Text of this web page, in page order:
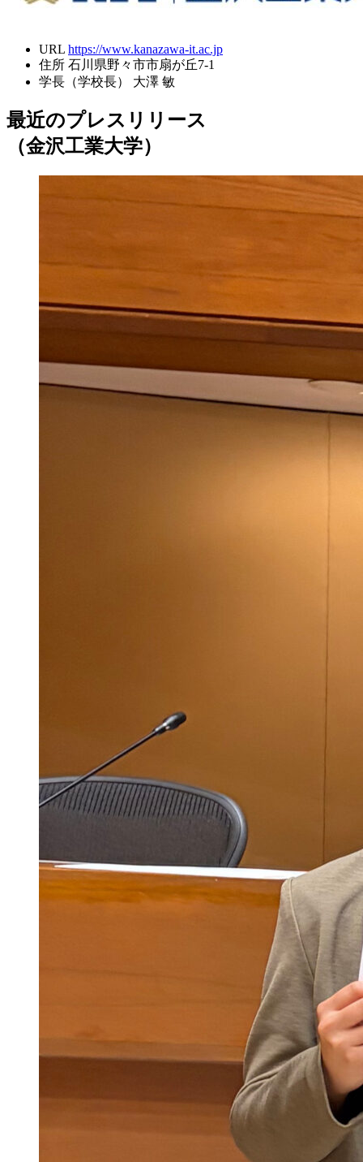
URL https://www.kanazawa-it.ac.jp
住所 石川県野々市市扇が丘7-1
学長（学校長）
大澤 敏
最近のプレスリリース
（金沢工業大学）